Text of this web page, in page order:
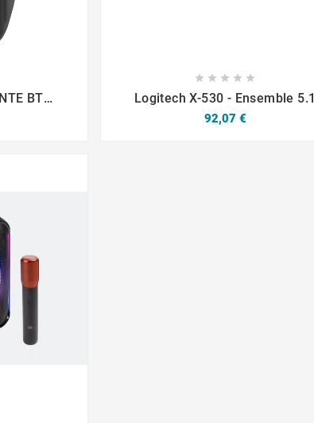
BT
X1
 
    
Logitech X-530 - Ensemble 5.1
Prix
92,07 €